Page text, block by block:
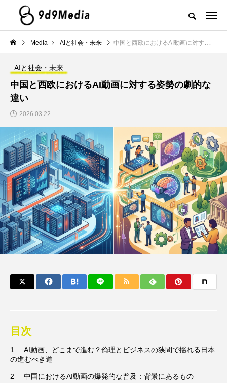
Media AIと社会・未来 中国と西欧におけるAI動画に対する姿勢の劇的な違い
AIと社会・未来
中国と西欧におけるAI動画に対する姿勢の劇的な
違い
2026.03.22
目次
AI動画、どこまで進む？倫理とビジネスの狭間で揺れる日本
の進むべき道
中国におけるAI動画の爆発的な普及：背景にあるもの